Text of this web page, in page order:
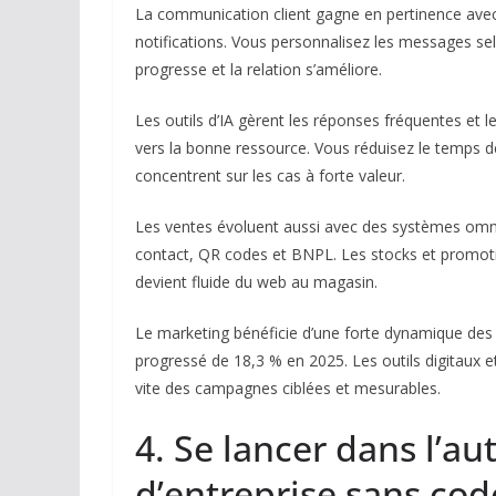
La communication client gagne en pertinence
notifications. Vous personnalisez les messages
progresse et la relation s’améliore.
Les outils d’IA gèrent les réponses fréquentes
vers la bonne ressource. Vous réduisez le temps
concentrent sur les cas à forte valeur.
Les ventes évoluent aussi avec des systèmes
contact, QR codes et BNPL. Les stocks et
devient fluide du web au magasin.
Le marketing bénéficie d’une forte dynamique
progressé de 18,3 % en 2025. Les outils digitaux
vite des campagnes ciblées et mesurables.
4. Se lancer dans